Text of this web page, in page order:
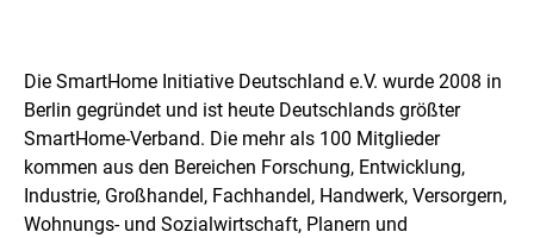
Die SmartHome Initiative Deutschland e.V. wurde 2008 in
Berlin gegründet und ist heute Deutschlands größter
SmartHome-Verband. Die mehr als 100 Mitglieder
kommen aus den Bereichen Forschung, Ent­wicklung,
Industrie, Großhandel, Fachhandel, Handwerk, Versorgern,
Wohnungs- und Sozialwirtschaft, Planern und